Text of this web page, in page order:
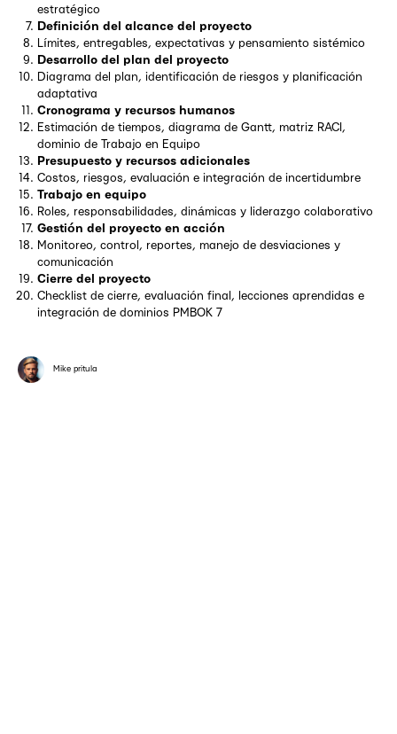
estratégico
Definición del alcance del proyecto
Límites, entregables, expectativas y pensamiento sistémico
Desarrollo del plan del proyecto
Diagrama del plan, identificación de riesgos y planificación
adaptativa
Cronograma y recursos humanos
Estimación de tiempos, diagrama de Gantt, matriz RACI,
dominio de Trabajo en Equipo
Presupuesto y recursos adicionales
Costos, riesgos, evaluación e integración de incertidumbre
Trabajo en equipo
Roles, responsabilidades, dinámicas y liderazgo colaborativo
Gestión del proyecto en acción
Monitoreo, control, reportes, manejo de desviaciones y
comunicación
Cierre del proyecto
Checklist de cierre, evaluación final, lecciones aprendidas e
integración de dominios PMBOK 7
Mike pritula